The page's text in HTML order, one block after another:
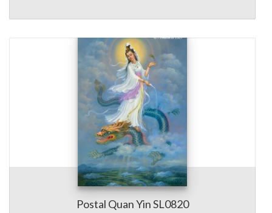
Postal Quan Yin SL0820
5,90 €